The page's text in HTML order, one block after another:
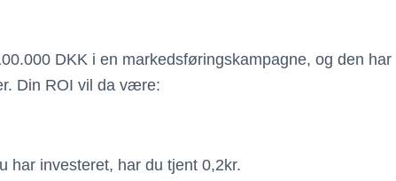
DKK i en markedsføringskampagne, og den har
Din ROI vil da være:
har investeret, har du tjent 0,2kr.